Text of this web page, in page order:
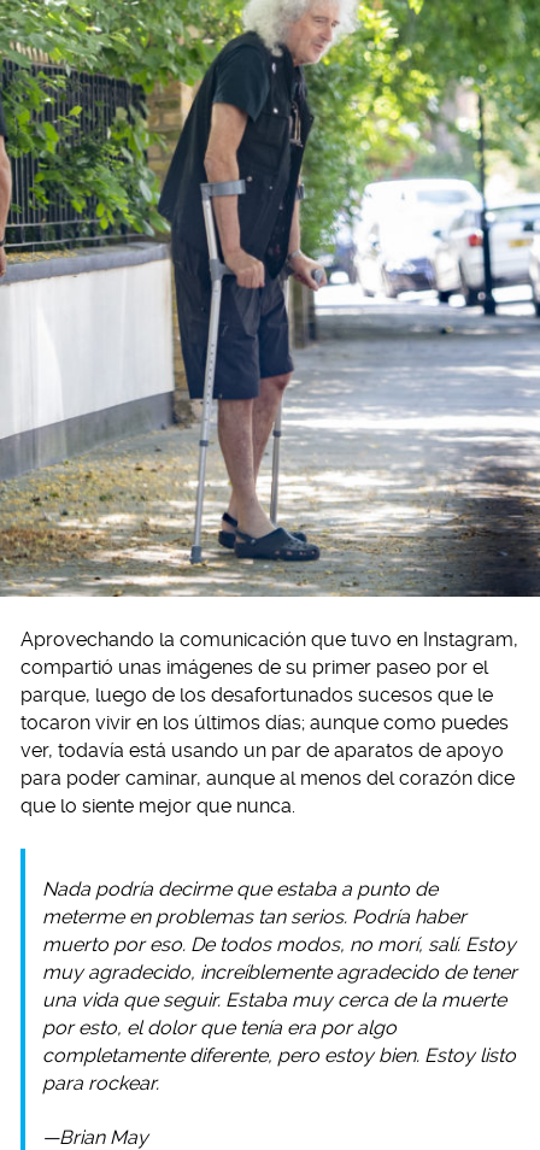
Aprovechando la comunicación que tuvo en Instagram,
compartió unas imágenes de su primer paseo por el
parque, luego de los desafortunados sucesos que le
tocaron vivir en los últimos días; aunque como puedes
ver, todavía está usando un par de aparatos de apoyo
para poder caminar, aunque al menos del corazón dice
que lo siente mejor que nunca.
Nada podría decirme que estaba a punto de
meterme en problemas tan serios. Podría haber
muerto por eso. De todos modos, no morí, salí. Estoy
muy agradecido, increíblemente agradecido de tener
una vida que seguir. Estaba muy cerca de la muerte
por esto, el dolor que tenía era por algo
completamente diferente, pero estoy bien. Estoy listo
para rockear.
—Brian May